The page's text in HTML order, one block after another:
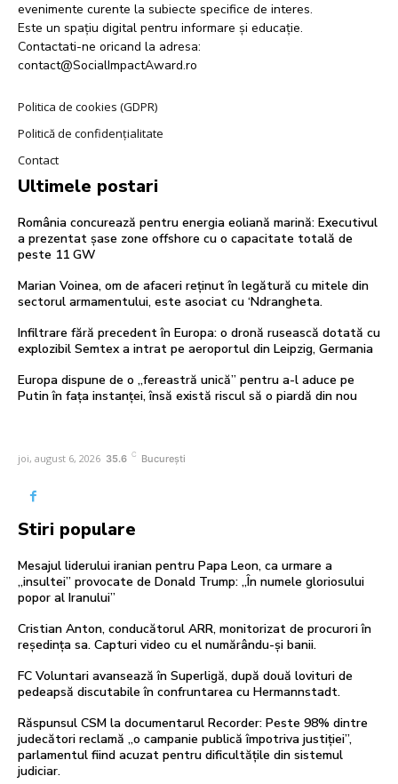
evenimente curente la subiecte specifice de interes.
Este un spațiu digital pentru informare și educație.
Contactati-ne oricand la adresa:
contact@SocialImpactAward.ro
Politica de cookies (GDPR)
Politică de confidențialitate
Contact
Ultimele postari
România concurează pentru energia eoliană marină: Executivul
a prezentat șase zone offshore cu o capacitate totală de
peste 11 GW
Marian Voinea, om de afaceri reținut în legătură cu mitele din
sectorul armamentului, este asociat cu ‘Ndrangheta.
Infiltrare fără precedent în Europa: o dronă rusească dotată cu
explozibil Semtex a intrat pe aeroportul din Leipzig, Germania
Europa dispune de o „fereastră unică” pentru a-l aduce pe
Putin în fața instanței, însă există riscul să o piardă din nou
joi, august 6, 2026 35.6 C București
Stiri populare
Mesajul liderului iranian pentru Papa Leon, ca urmare a
„insultei” provocate de Donald Trump: „În numele gloriosului
popor al Iranului”
Cristian Anton, conducătorul ARR, monitorizat de procurori în
reședința sa. Capturi video cu el numărându-și banii.
FC Voluntari avansează în Superligă, după două lovituri de
pedeapsă discutabile în confruntarea cu Hermannstadt.
Răspunsul CSM la documentarul Recorder: Peste 98% dintre
judecători reclamă „o campanie publică împotriva justiției”,
parlamentul fiind acuzat pentru dificultățile din sistemul
judiciar.